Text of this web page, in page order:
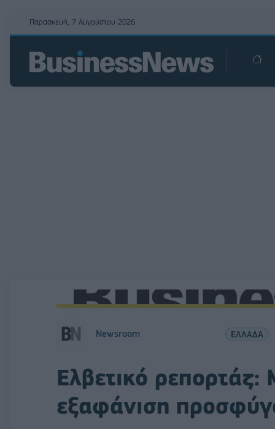
Παρασκευή, 7 Αυγούστου 2026
Newsroom ΕΛΛΑΔΑ
Ελβετικό
εξαφάνιση